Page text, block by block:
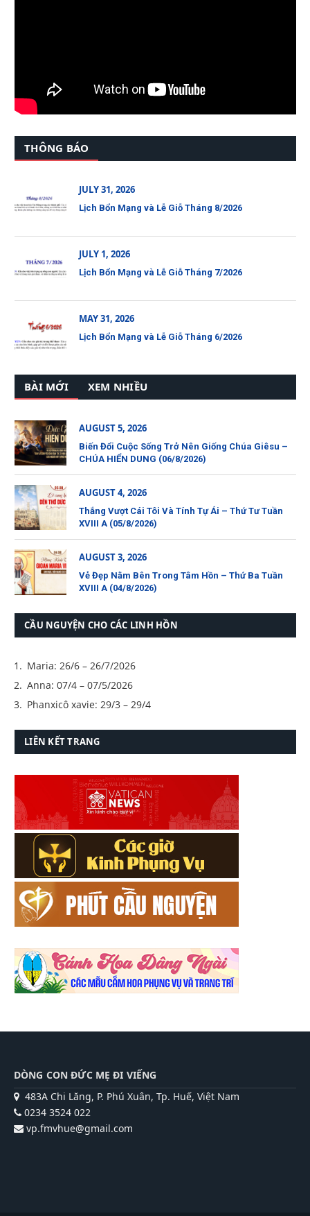
THÔNG BÁO
JULY 31, 2026
Lịch Bổn Mạng và Lễ Giỗ Tháng 8/2026
JULY 1, 2026
Lịch Bổn Mạng và Lễ Giỗ Tháng 7/2026
MAY 31, 2026
Lịch Bổn Mạng và Lễ Giỗ Tháng 6/2026
BÀI MỚI XEM NHIỀU
AUGUST 5, 2026
Biến Đổi Cuộc Sống Trở Nên Giống Chúa Giêsu –
CHÚA HIỂN DUNG (06/8/2026)
AUGUST 4, 2026
Thắng Vượt Cái Tôi Và Tính Tự Ái – Thứ Tư Tuần
XVIII A (05/8/2026)
AUGUST 3, 2026
Vẻ Đẹp Nằm Bên Trong Tâm Hồn – Thứ Ba Tuần
XVIII A (04/8/2026)
CẦU NGUYỆN CHO CÁC LINH HỒN
Maria: 26/6 – 26/7/2026
Anna: 07/4 – 07/5/2026
Phanxicô xavie: 29/3 – 29/4
LIÊN KẾT TRANG
DÒNG CON ĐỨC MẸ ĐI VIẾNG
483A Chi Lăng, P. Phú Xuân, Tp. Huế, Việt Nam
0234 3524 022
vp.fmvhue@gmail.com